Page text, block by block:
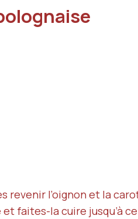
revenir l’oignon et la
faites-la cuire jusqu’à